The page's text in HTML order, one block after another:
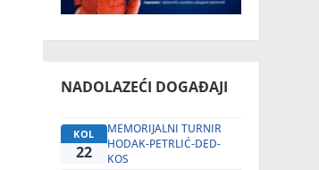
NADOLAZEĆI DOGAĐAJI
KOL
22
MEMORIJALNI TURNIR
HODAK-PETRLIĆ-DED-
KOS